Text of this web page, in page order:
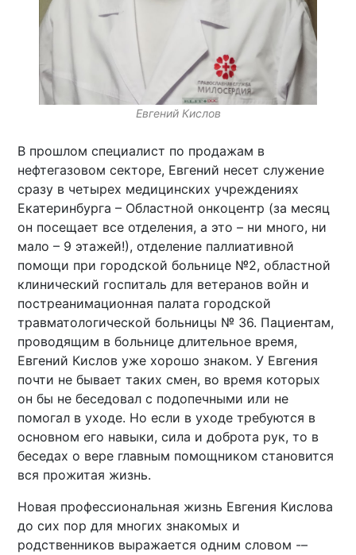
Евгений Кислов
В прошлом специалист по продажам в
нефтегазовом секторе, Евгений несет служение
сразу в четырех медицинских учреждениях
Екатеринбурга – Областной онкоцентр (за месяц
он посещает все отделения, а это – ни много, ни
мало – 9 этажей!), отделение паллиативной
помощи при городской больнице №2, областной
клинический госпиталь для ветеранов войн и
постреанимационная палата городской
травматологической больницы № 36. Пациентам,
проводящим в больнице длительное время,
Евгений Кислов уже хорошо знаком. У Евгения
почти не бывает таких смен, во время которых
он бы не беседовал с подопечными или не
помогал в уходе. Но если в уходе требуются в
основном его навыки, сила и доброта рук, то в
беседах о вере главным помощником становится
вся прожитая жизнь.
Новая профессиональная жизнь Евгения Кислова
до сих пор для многих знакомых и
родственников выражается одним словом -–